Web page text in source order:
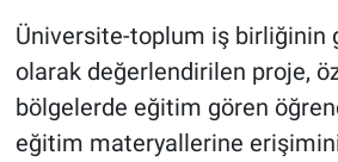
Üniversite-toplum iş birliğinin
olarak değerlendirilen proje,
bölgelerde eğitim gören
eğitim materyallerine